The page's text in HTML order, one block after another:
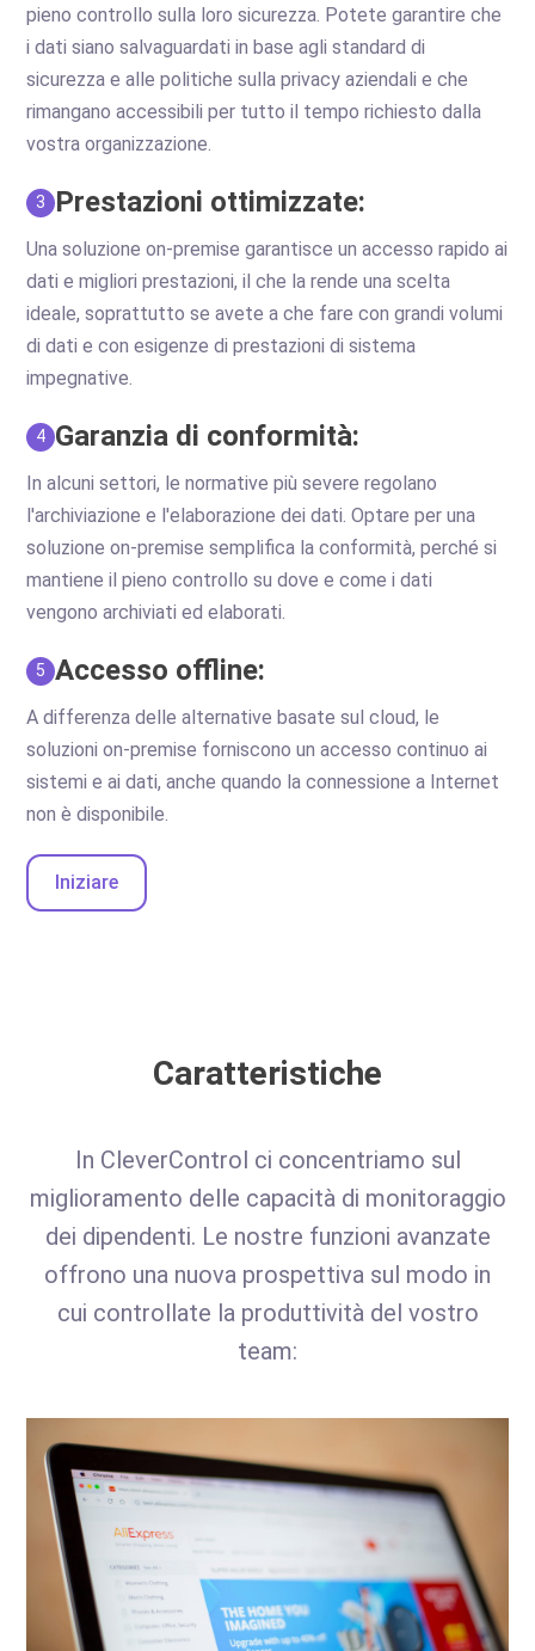
pieno controllo sulla loro sicurezza. Potete garantire che
i dati siano salvaguardati in base agli standard di
sicurezza e alle politiche sulla privacy aziendali e che
rimangano accessibili per tutto il tempo richiesto dalla
vostra organizzazione.
3 Prestazioni ottimizzate:
Una soluzione on-premise garantisce un accesso rapido ai
dati e migliori prestazioni, il che la rende una scelta
ideale, soprattutto se avete a che fare con grandi volumi
di dati e con esigenze di prestazioni di sistema
impegnative.
4 Garanzia di conformità:
In alcuni settori, le normative più severe regolano
l'archiviazione e l'elaborazione dei dati. Optare per una
soluzione on-premise semplifica la conformità, perché si
mantiene il pieno controllo su dove e come i dati
vengono archiviati ed elaborati.
5 Accesso offline:
A differenza delle alternative basate sul cloud, le
soluzioni on-premise forniscono un accesso continuo ai
sistemi e ai dati, anche quando la connessione a Internet
non è disponibile.
Iniziare
Caratteristiche
In CleverControl ci concentriamo sul
miglioramento delle capacità di monitoraggio
dei dipendenti. Le nostre funzioni avanzate
offrono una nuova prospettiva sul modo in
cui controllate la produttività del vostro
team: